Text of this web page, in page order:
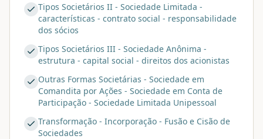
Tipos Societários II - Sociedade Limitada -
características - contrato social - responsabilidade
dos sócios
Tipos Societários III - Sociedade Anônima -
estrutura - capital social - direitos dos acionistas
Outras Formas Societárias - Sociedade em
Comandita por Ações - Sociedade em Conta de
Participação - Sociedade Limitada Unipessoal
Transformação - Incorporação - Fusão e Cisão de
Sociedades